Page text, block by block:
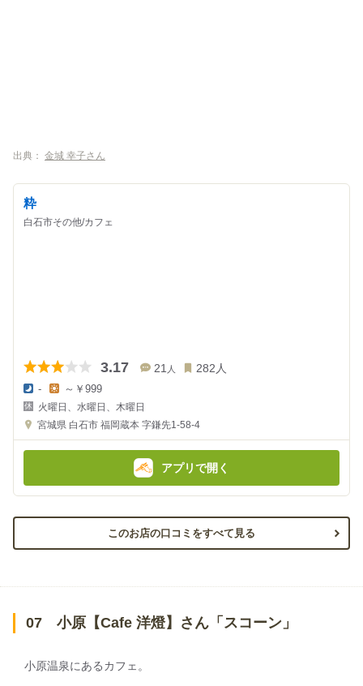
出典： 金城 幸子さん
粋
白石市その他/カフェ
3.17 21 人 282 人
夜
の
金
額
:
-
昼
の
金
額
:
～￥999
火曜日、水曜日、木曜日
宮城県 白石市 福岡蔵本 字鎌先1-58-4
アプリで開く
このお店の口コミをすべて見る
07 小原【Cafe 洋燈】さん「スコーン」
小原温泉にあるカフェ。